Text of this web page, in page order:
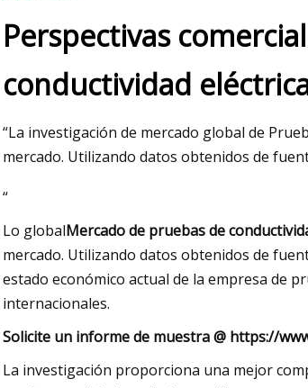
2023
MEATER
Perspectivas
conductividad
“La investigación de mercado global de
mercado. Utilizando datos obtenidos de
“
Lo globalMercado de pruebas de
mercado. Utilizando datos obtenidos de
estado económico actual de la empresa de
internacionales.
Solicite un informe de muestra @ https://
La investigación proporciona una mejor